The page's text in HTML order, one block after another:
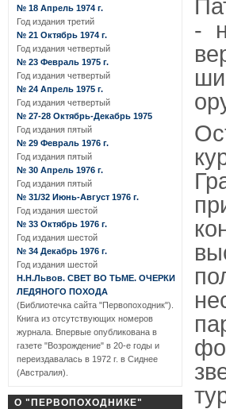
-
№ 18 Апрель 1974 г.
Год издания третий
№ 21 Октябрь 1974 г.
Год издания четвертый
№ 23 Февраль 1975 г.
Год издания четвертый
№ 24 Апрель 1975 г.
Год издания четвертый
№ 27-28 Октябрь-Декабрь 1975
Год издания пятый
№ 29 Февраль 1976 г.
Год издания пятый
№ 30 Апрель 1976 г.
Год издания пятый
№ 31/32 Июнь-Август 1976 г.
Год издания шестой
№ 33 Октябрь 1976 г.
Год издания шестой
№ 34 Декабрь 1976 г.
Год издания шестой
Н.Н.Львов. СВЕТ ВО ТЬМЕ. ОЧЕРКИ
ЛЕДЯНОГО ПОХОДА
(Библиотечка сайта "Первопоходник").
Книга из отсутствующих номеров
журнала. Впервые опубликована в
газете "Возрождение" в 20-е годы и
переиздавалась в 1972 г. в Сиднее
(Австралия).
О "ПЕРВОПОХОДНИКЕ"